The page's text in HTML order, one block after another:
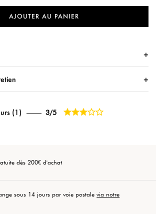
AJOUTER AU PANIER
(1) 3/5 
dès 200€ d'achat
sous 14 jours par voie postalevia notre